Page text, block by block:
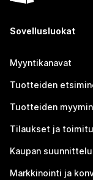
Sovellusluokat
Myyntikanavat
Tuotteiden
Tuotteiden
Tilaukset ja
Kaupan suunnittelu
Markkinointi ja